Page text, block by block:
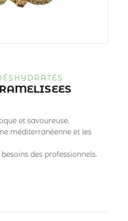
et savoureuse.
méditerranéenne et les
des professionnels.